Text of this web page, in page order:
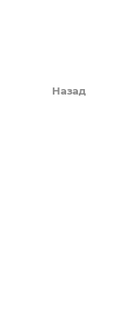
Назад